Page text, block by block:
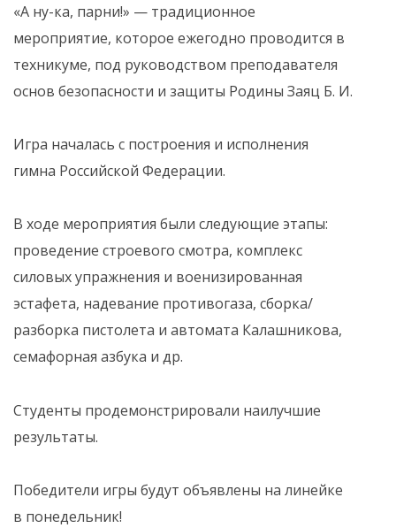
«А ну-ка, парни!» — традиционное
мероприятие, которое ежегодно проводится в
техникуме, под руководством преподавателя
основ безопасности и защиты Родины Заяц Б. И.
Игра началась с построения и исполнения
гимна Российской Федерации.
В ходе мероприятия были следующие этапы:
проведение строевого смотра, комплекс
силовых упражнения и военизированная
эстафета, надевание противогаза, сборка/
разборка пистолета и автомата Калашникова,
семафорная азбука и др.
Студенты продемонстрировали наилучшие
результаты.
Победители игры будут объявлены на линейке
в понедельник!